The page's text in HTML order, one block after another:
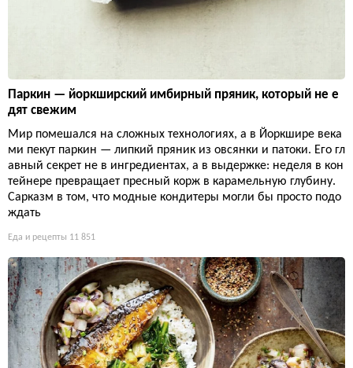
Паркин — йоркширский имбирный пряник, который не е
дят свежим
Мир помешался на сложных технологиях, а в Йоркшире века
ми пекут паркин — липкий пряник из овсянки и патоки. Его гл
авный секрет не в ингредиентах, а в выдержке: неделя в кон
тейнере превращает пресный корж в карамельную глубину.
Сарказм в том, что модные кондитеры могли бы просто подо
ждать
Еда и рецепты 11 851